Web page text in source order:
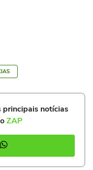
principais notícias
ZAP